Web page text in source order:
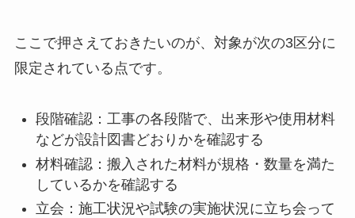
ここで押さえておきたいのが、対象が次の3区分に
限定されている点です。
段階確認：工事の各段階で、出来形や使用材料
などが設計図書どおりかを確認する
材料確認：搬入された材料が規格・数量を満た
しているかを確認する
立会：施工状況や試験の実施状況に立ち会って